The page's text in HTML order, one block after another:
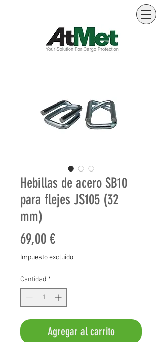
Hebillas de acero SB10
para flejes JS105 (32
mm)
69,00 €Precio
Impuesto excluido
Cantidad *
Agregar al carrito